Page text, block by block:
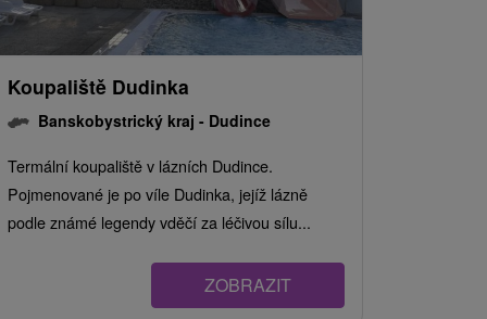
Koupaliště Dudinka
Banskobystrický kraj - Dudince
Termální koupaliště v lázních Dudince.
Pojmenované je po víle Dudinka, jejíž lázně
podle známé legendy vděčí za léčivou sílu...
ZOBRAZIT